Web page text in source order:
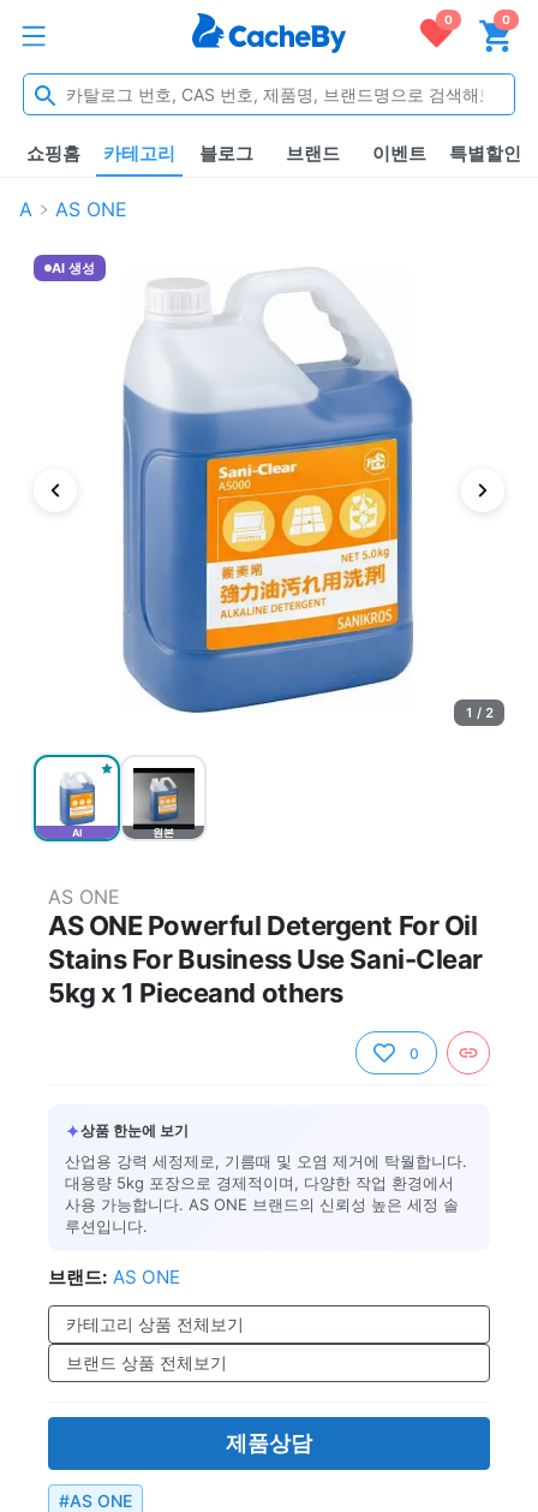
0 0
쇼핑홈 카테고리 블로그 브랜드 이벤트 특별할인
A AS ONE
AI 원본
AI 생성
1 / 2
AS ONE
AS ONE Powerful Detergent For Oil
Stains For Business Use Sani-Clear
5kg x 1 Pieceand others
0
✦상품 한눈에 보기
산업용 강력 세정제로, 기름때 및 오염 제거에 탁월합니다.
대용량 5kg 포장으로 경제적이며, 다양한 작업 환경에서
사용 가능합니다. AS ONE 브랜드의 신뢰성 높은 세정 솔
루션입니다.
브랜드: AS ONE
카테고리 상품 전체보기
브랜드 상품 전체보기
제품상담
#AS ONE